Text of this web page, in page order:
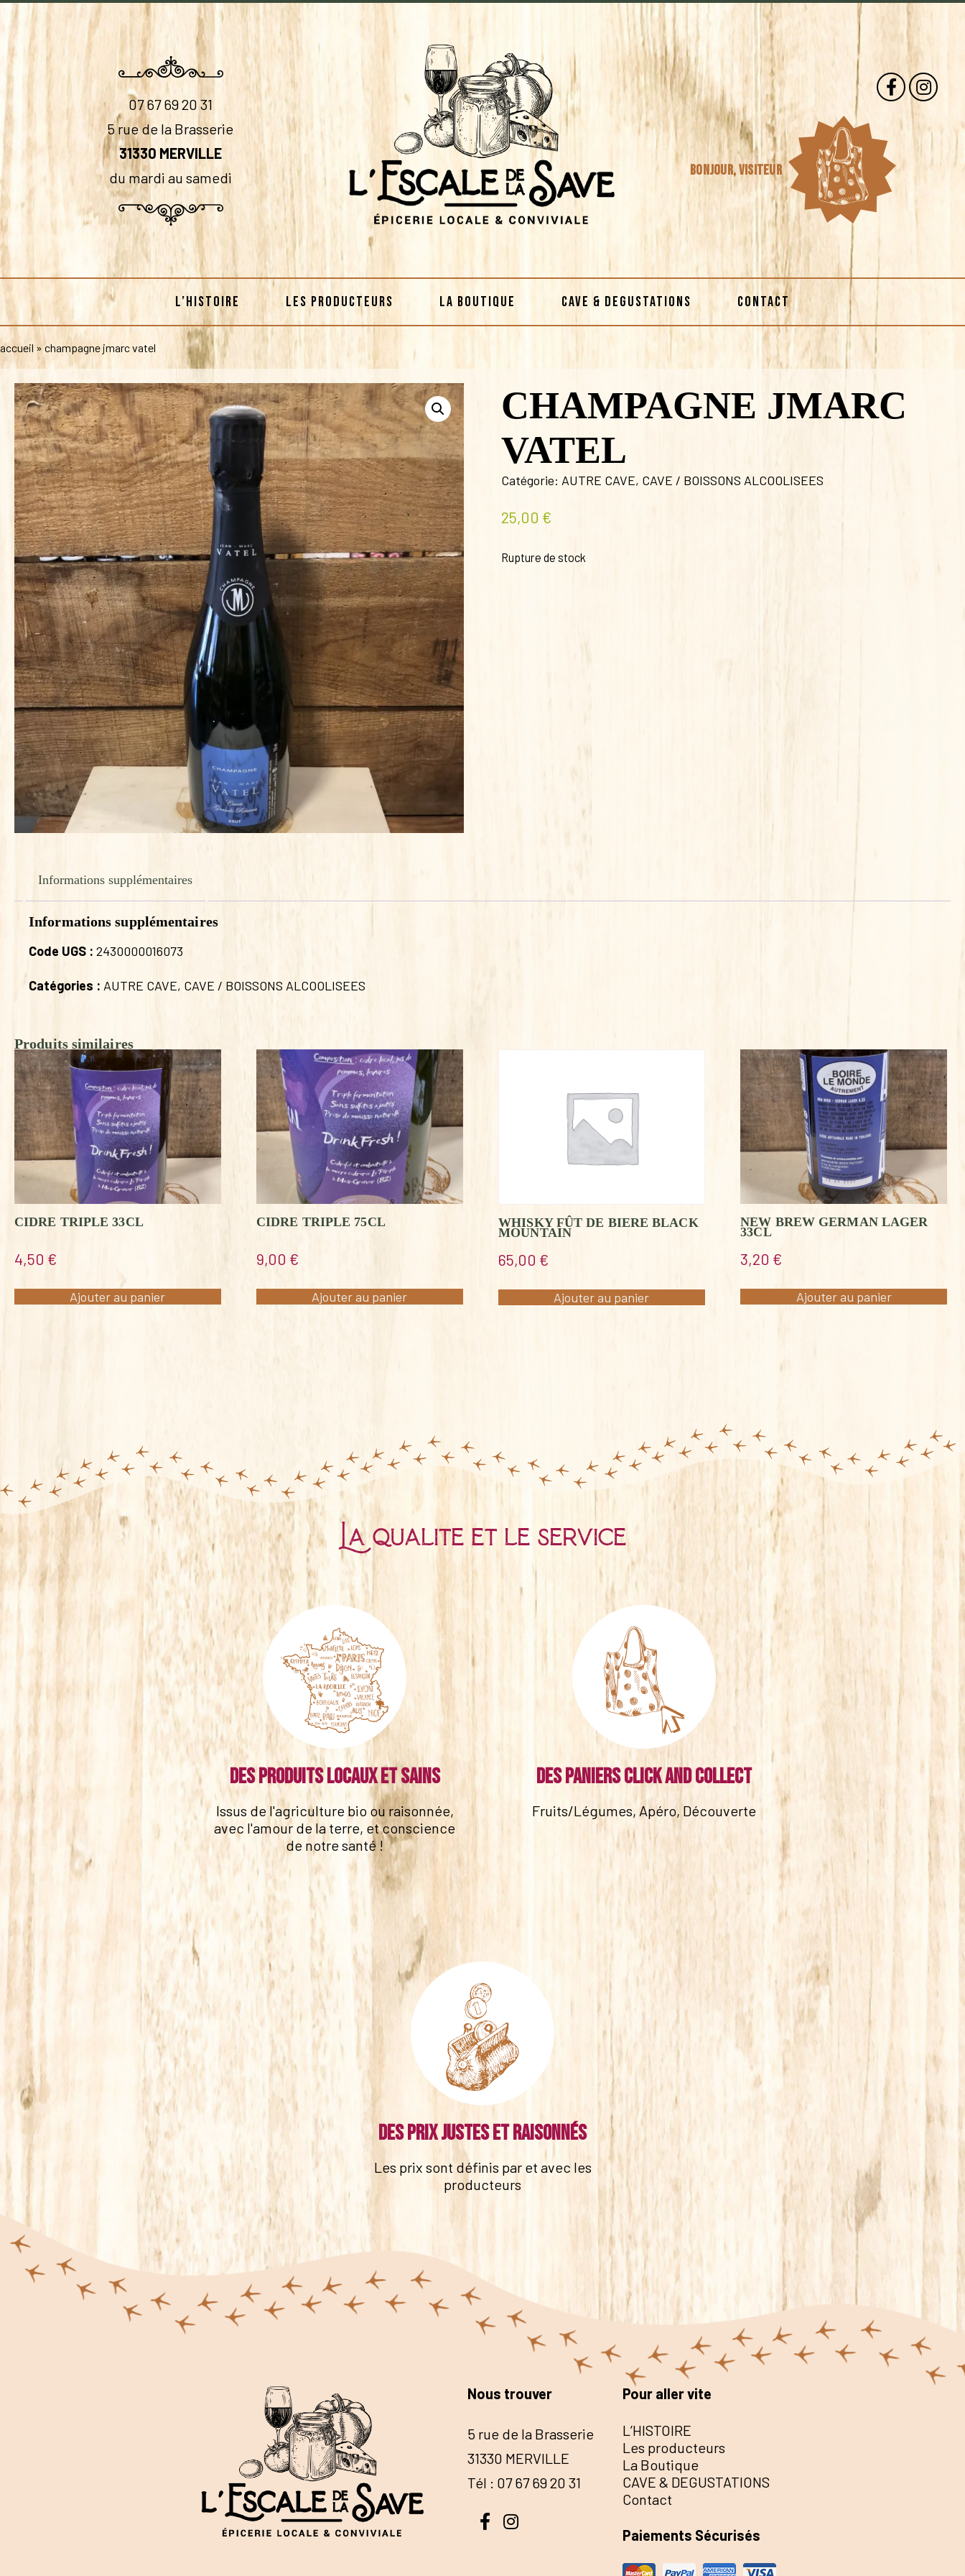
07 67 69 20 31
5 rue de la Brasserie
31330 MERVILLE
du mardi au samedi
Bonjour,visiteur
L’HISTOIRE LES PRODUCTEURS LA BOUTIQUE CAVE & DEGUSTATIONS CONTACT
accueil »champagne jmarc vatel
CHAMPAGNE JMARC
VATEL
Catégorie: AUTRE CAVE, CAVE / BOISSONS ALCOOLISEES
25,00 €
Rupture de stock
Informations supplémentaires
Informations supplémentaires
Code UGS : 2430000016073
Catégories : AUTRE CAVE, CAVE / BOISSONS ALCOOLISEES
Produits similaires
CIDRE TRIPLE 33CL
4,50 €
Ajouter au panier
CIDRE TRIPLE 75CL
9,00 €
Ajouter au panier
WHISKY FÛT DE BIERE BLACK
MOUNTAIN
65,00 €
Ajouter au panier
NEW BREW GERMAN LAGER
33CL
3,20 €
Ajouter au panier
La qualité et le service
Des produits locaux et sains
Issus de l'agriculture bio ou raisonnée,
avec l'amour de la terre, et conscience
de notre santé !
Des paniers click and collect
Fruits/Légumes, Apéro, Découverte
Des prix justes et raisonnés
Les prix sont définis par et avec les
producteurs
Nous trouver
5 rue de la Brasserie
31330 MERVILLE
Tél : 07 67 69 20 31
Pour aller vite
L’HISTOIRE
Les producteurs
La Boutique
CAVE & DEGUSTATIONS
Contact
Paiements Sécurisés